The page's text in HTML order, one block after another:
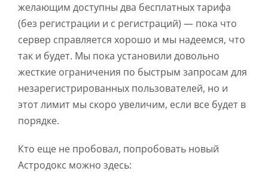
желающим доступны два бесплатных тарифа
(без регистрации и с регистраций) — пока что
сервер справляется хорошо и мы надеемся, что
так и будет. Мы пока установили довольно
жесткие ограничения по быстрым запросам для
незарегистрированных пользователей, но и
этот лимит мы скоро увеличим, если все будет в
порядке.
Кто еще не пробовал, попробовать новый
Астродокс можно здесь: